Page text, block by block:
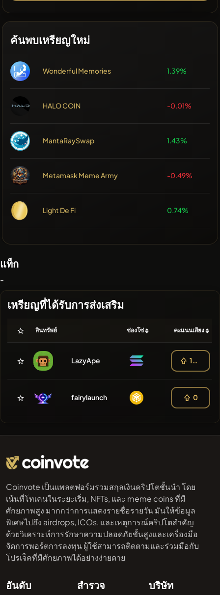
ค้นพบเหรียญใหม่
Wonderful Memories 1.39%
HALO COIN -0.01%
MantaRaySwap 1.43%
Metamask Meme Army -0.49%
Light De Fi 0.74%
แท็ก
-
เหรียญที่ได้รับการส่งเสริม
สินทรัพย์ ช่องโซ่ คะแนนเสียง
LazyApe 100
fairylaunch 0
Coinvote เป็นแพลตฟอร์มรวมสกุลเงินคริปโตชั้นนำ โดย
เน้นที่โทเคนในระยะเริ่ม, NFTs, และ meme coins ที่มี
ศักยภาพสูง มากกว่าการแสดงรายชื่อรายวัน มันให้ข้อมูล
พิเศษไปถึง airdrops, ICOs, และเหตุการณ์คริปโตสำคัญ
ด้วยวิเคราะห์การรักษาความปลอดภัยขั้นสูงและเครื่องมือ
จัดการพอร์ตการลงทุน ผู้ใช้สามารถติดตามและร่วมมือกับ
โปรเจ็คที่มีศักยภาพได้อย่างง่ายดาย
อันดับ สำรวจ บริษัท